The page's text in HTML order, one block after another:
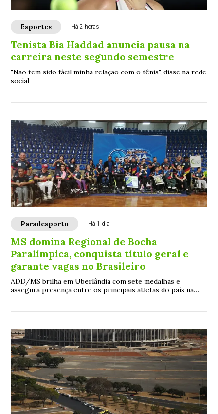
Esportes Há 2 horas
Tenista Bia Haddad anuncia pausa na
carreira neste segundo semestre
"Não tem sido fácil minha relação com o tênis", disse na rede
social
Paradesporto Há 1 dia
MS domina Regional de Bocha
Paralímpica, conquista título geral e
garante vagas no Brasileiro
ADD/MS brilha em Uberlândia com sete medalhas e
assegura presença entre os principais atletas do país na